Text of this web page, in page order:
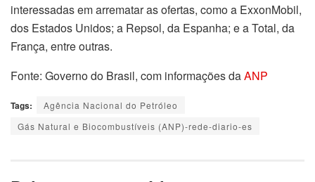
interessadas em arrematar as ofertas, como a ExxonMobil,
dos Estados Unidos; a Repsol, da Espanha; e a Total, da
França, entre outras.
Fonte: Governo do Brasil, com informações daANP
Tags:
Agência Nacional do Petróleo
Gás Natural e Biocombustíveis (ANP)-rede-diario-es